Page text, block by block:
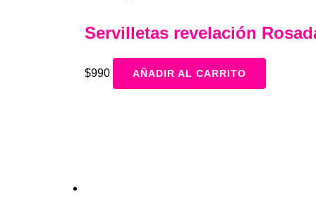
Servilletas revelación
$990 AÑADIR AL CARRITO